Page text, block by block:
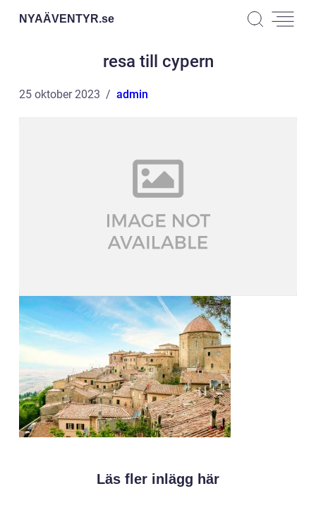
NYAÄVENTYR.se
resa till cypern
25 oktober 2023 admin
Läs fler inlägg här